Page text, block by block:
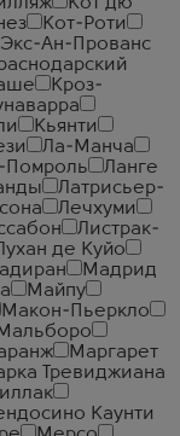
Кот-Роти
Ан-Прованс
Кроз-
Кьянти
Ла-Манча
Помроль
Ланге
Латрисьер-
Лечхуми
Листрак-
де Куйо
Мадрид
Майпу
Макон-Пьеркло
Мальборо
Маргарет
Тревиджиана
Каунти